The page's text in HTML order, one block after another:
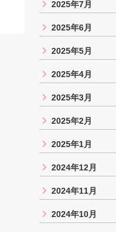
2025年7月
2025年6月
2025年5月
2025年4月
2025年3月
2025年2月
2025年1月
2024年12月
2024年11月
2024年10月